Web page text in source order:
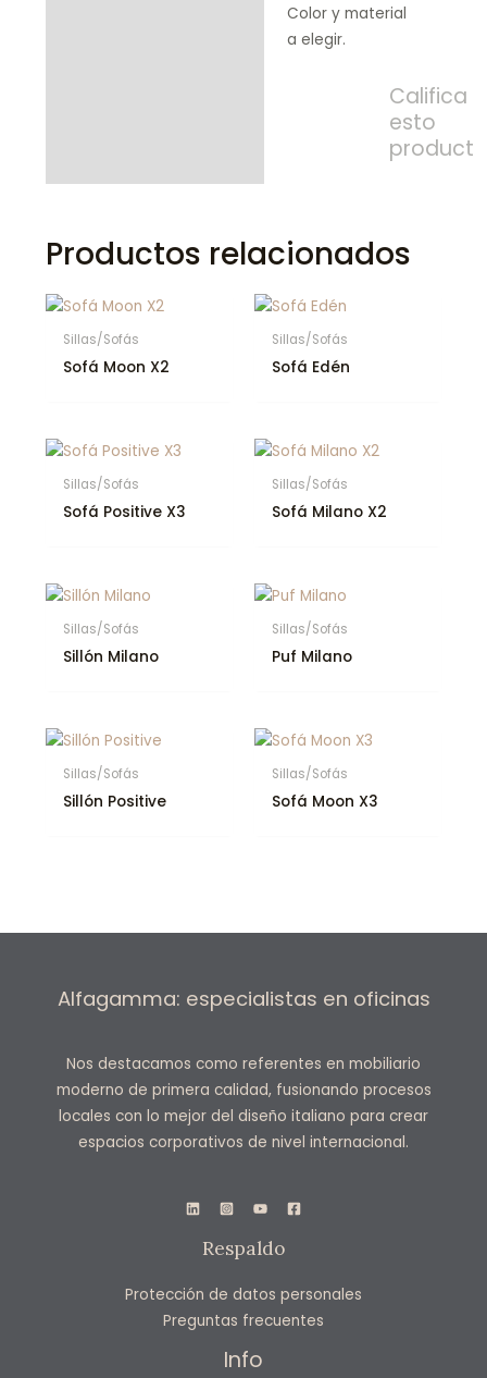
Color y material
a elegir.
Califica
esto
product
Productos relacionados
Sillas/Sofás
Sofá Moon X2
Sillas/Sofás
Sofá Edén
Sillas/Sofás
Sofá Positive X3
Sillas/Sofás
Sofá Milano X2
Sillas/Sofás
Sillón Milano
Sillas/Sofás
Puf Milano
Sillas/Sofás
Sillón Positive
Sillas/Sofás
Sofá Moon X3
Alfagamma: especialistas en oficinas
Nos destacamos como referentes en mobiliario
moderno de primera calidad, fusionando procesos
locales con lo mejor del diseño italiano para crear
espacios corporativos de nivel internacional.
Respaldo
Protección de datos personales
Preguntas frecuentes
Info